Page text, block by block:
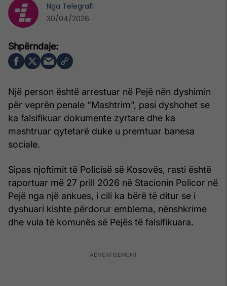
Një person është arrestuar në Pejë nën dyshimin
për veprën penale “Mashtrim”, pasi dyshohet se
ka falsifikuar dokumente zyrtare dhe ka
mashtruar qytetarë duke u premtuar banesa
sociale.
Sipas njoftimit të Policisë së Kosovës, rasti është
raportuar më 27 prill 2026 në Stacionin Policor në
Pejë nga një ankues, i cili ka bërë të ditur se i
dyshuari kishte përdorur emblema, nënshkrime
dhe vula të komunës së Pejës të falsifikuara.
Nga Telegrafi
30/04/2026